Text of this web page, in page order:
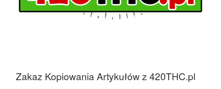
Zakaz Kopiowania Artykułów z 420THC.pl